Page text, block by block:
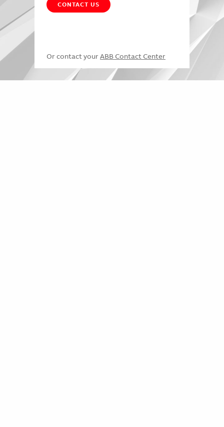
CONTACT US
Or contact your ABB Contact Center